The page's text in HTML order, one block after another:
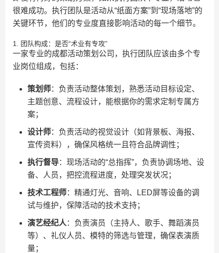
很难成功。执行团队是活动从“纸面方案”到“现场落地”的
关键环节，他们的专业度直接影响活动的每一个细节。
1. 团队构成：是否“术业有专攻”
一家专业的成都活动策划公司，执行团队应该由多个专
业岗位组成，包括：
​策划师​​：负责活动整体策划，熟悉活动目标设定、
主题创意、流程设计，能根据你的需求定制专属方
案；
​设计师​​：负责活动的视觉设计（如背景板、海报、
宣传资料），确保风格统一且符合品牌调性；
​执行督导​​：现场活动的“总指挥”，负责协调场地、设
备、人员，把控流程进度，处理突发状况；
​技术工程师​​：精通灯光、音响、LED屏等设备的调
试与维护，保障活动的技术支持；
​演艺经纪人​ ​：负责演员（主持人、歌手、舞蹈演员
等）、礼仪人员、模特的筛选与管理，确保表演质
量；